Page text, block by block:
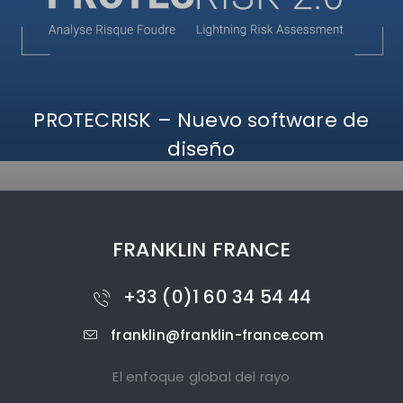
PROTECRISK – Nuevo software de
diseño
FRANKLIN FRANCE
+33 (0)1 60 34 54 44
franklin@franklin-france.com
El enfoque global del rayo